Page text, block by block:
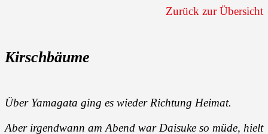
Zurück zur Übersicht
Kirschbäume
Über Yamagata ging es wieder Richtung Heimat.
Aber irgendwann am Abend war Daisuke so müde, hielt